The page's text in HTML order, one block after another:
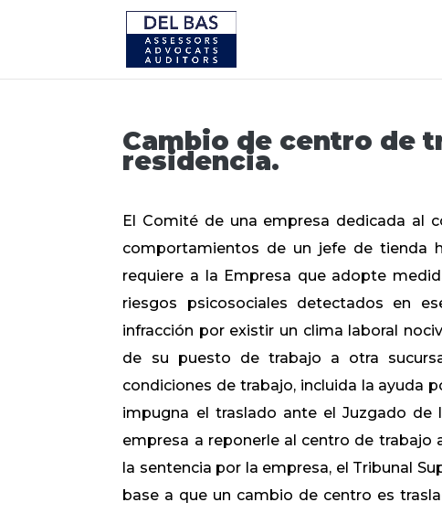
Cambio de centro de
residencia.
El Comité de una empresa dedicada al
comportamientos de un jefe de tienda
requiere a la Empresa que adopte
riesgos psicosociales detectados en
infracción por existir un clima laboral
de su puesto de trabajo a otra
condiciones de trabajo, incluida la ayuda
impugna el traslado ante el Juzgado
empresa a reponerle al centro de trabajo
la sentencia por la empresa, el Tribunal
base a que un cambio de centro es